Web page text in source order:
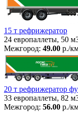
15 т рефрижератор
24 европаллеты, 50
Межгород: 49.00 р./
20 т рефрижератор
33 европаллеты, 82
Межгород: 56.00 р./